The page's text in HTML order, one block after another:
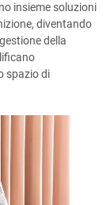
insieme soluzioni
diventando
della
spazio di